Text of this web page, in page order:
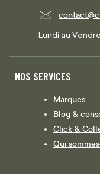
Lundi au
NOS SERVICES
Marques
Blog &
Click &
Qui